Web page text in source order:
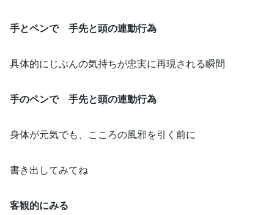
手とペンで 手先と頭の連動行為
具体的にじぶんの気持ちが忠実に再現される瞬間
手のペンで 手先と頭の連動行為
身体が元気でも、こころの風邪を引く前に
書き出してみてね
客観的にみる